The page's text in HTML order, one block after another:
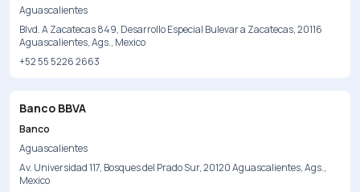
Aguascalientes
Blvd. A Zacatecas 849, Desarrollo Especial Bulevar a Zacatecas, 20116
Aguascalientes, Ags., Mexico
+52 55 5226 2663
Banco BBVA
Banco
Aguascalientes
Av. Universidad 117, Bosques del Prado Sur, 20120 Aguascalientes, Ags.,
Mexico